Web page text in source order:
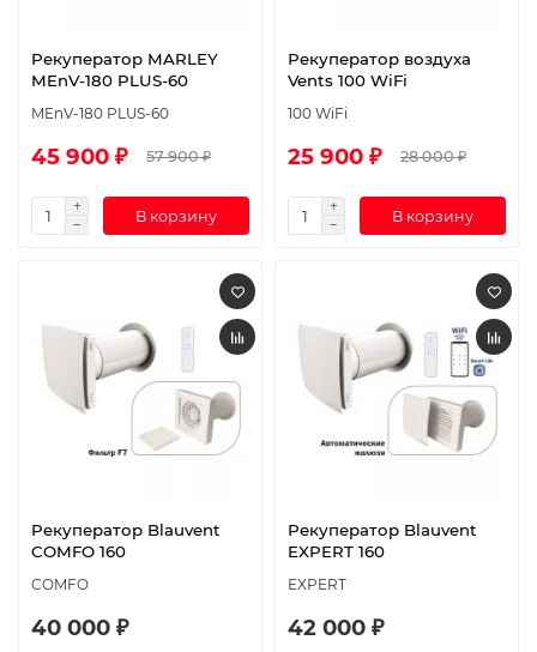
Рекуператор MARLEY
MEnV-180 PLUS-60
MEnV-180 PLUS-60
45 900 ₽ 57 900 ₽
В корзину
Рекуператор воздуха
Vents 100 WiFi
100 WiFi
25 900 ₽ 28 000 ₽
В корзину
Рекуператор Blauvent
COMFO 160
COMFO
40 000 ₽
Рекуператор Blauvent
EXPERT 160
EXPERT
42 000 ₽